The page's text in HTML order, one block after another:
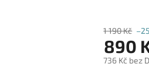
1 190 Kč
890
736 Kč bez